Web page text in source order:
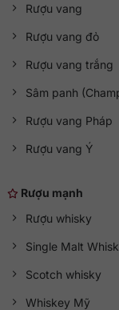
Rượu vang
Rượu vang đỏ
Rượu vang trắng
Sâm panh
Rượu vang Pháp
Rượu vang Ý
Rượu mạnh
Rượu whisky
Single Malt
Scotch whisky
Whiskey Mỹ